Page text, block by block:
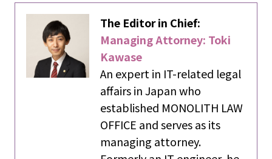
The Editor in Chief:
Managing Attorney: Toki
Kawase
An expert in IT-related legal
affairs in Japan who
established MONOLITH LAW
OFFICE and serves as its
managing attorney.